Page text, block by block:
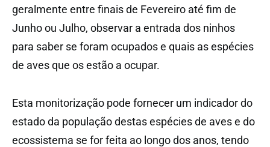
geralmente entre finais de Fevereiro até fim de
Junho ou Julho, observar a entrada dos ninhos
para saber se foram ocupados e quais as espécies
de aves que os estão a ocupar.
Esta monitorização pode fornecer um indicador do
estado da população destas espécies de aves e do
ecossistema se for feita ao longo dos anos, tendo